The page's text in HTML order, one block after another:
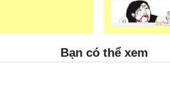
Bạn có thể xem